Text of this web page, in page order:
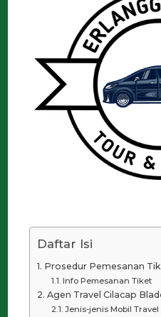
Daftar Isi
Prosedur Pemesanan
Info Pemesanan Tiket
Agen Travel Cilacap
Jenis-jenis Mobil Travel